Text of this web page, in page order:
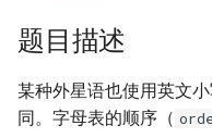
搜
引
7. 重建二叉树
数
4. 只出现一次的数字
1.5. 一次编辑
题目描述
某种外星语也使用英文
同。字母表的顺序（